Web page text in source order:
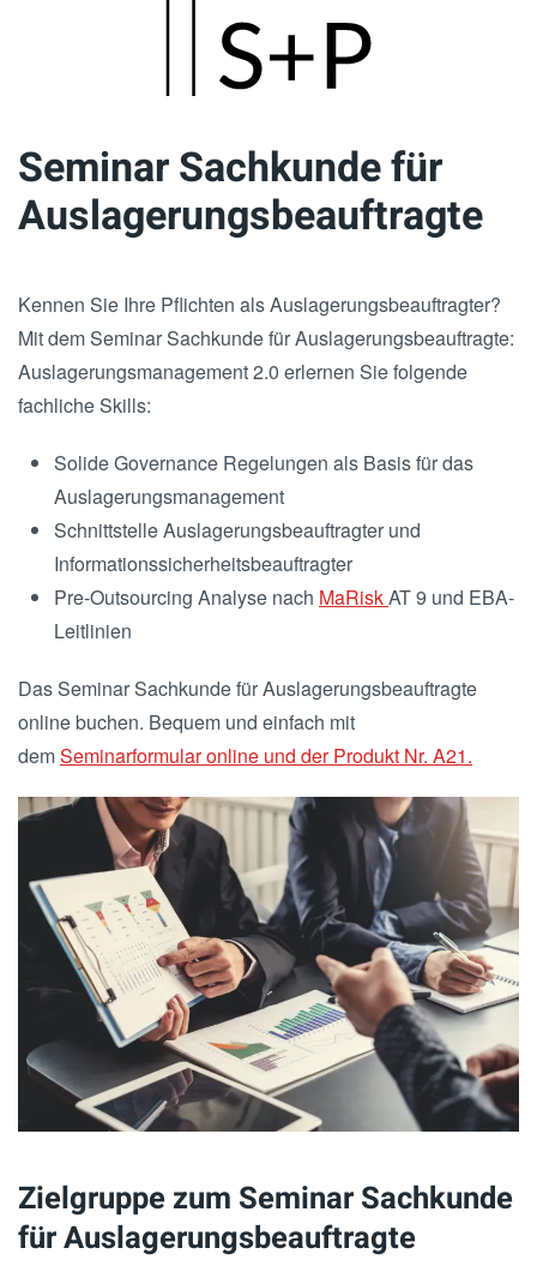
content
Seminar Sachkunde für
Auslagerungsbeauftragte
Kennen Sie Ihre Pflichten als Auslagerungsbeauftragter?
Mit dem Seminar Sachkunde für Auslagerungsbeauftragte:
Auslagerungsmanagement 2.0 erlernen Sie folgende
fachliche Skills:
Solide Governance Regelungen als Basis für das
Auslagerungsmanagement
Schnittstelle Auslagerungsbeauftragter und
Informationssicherheitsbeauftragter
Pre-Outsourcing Analyse nach MaRiskAT 9 und EBA-
Leitlinien
Das Seminar Sachkunde für Auslagerungsbeauftragte
online buchen. Bequem und einfach mit
demSeminarformular online und der Produkt Nr. A21.
Zielgruppe zum Seminar Sachkunde
für Auslagerungsbeauftragte